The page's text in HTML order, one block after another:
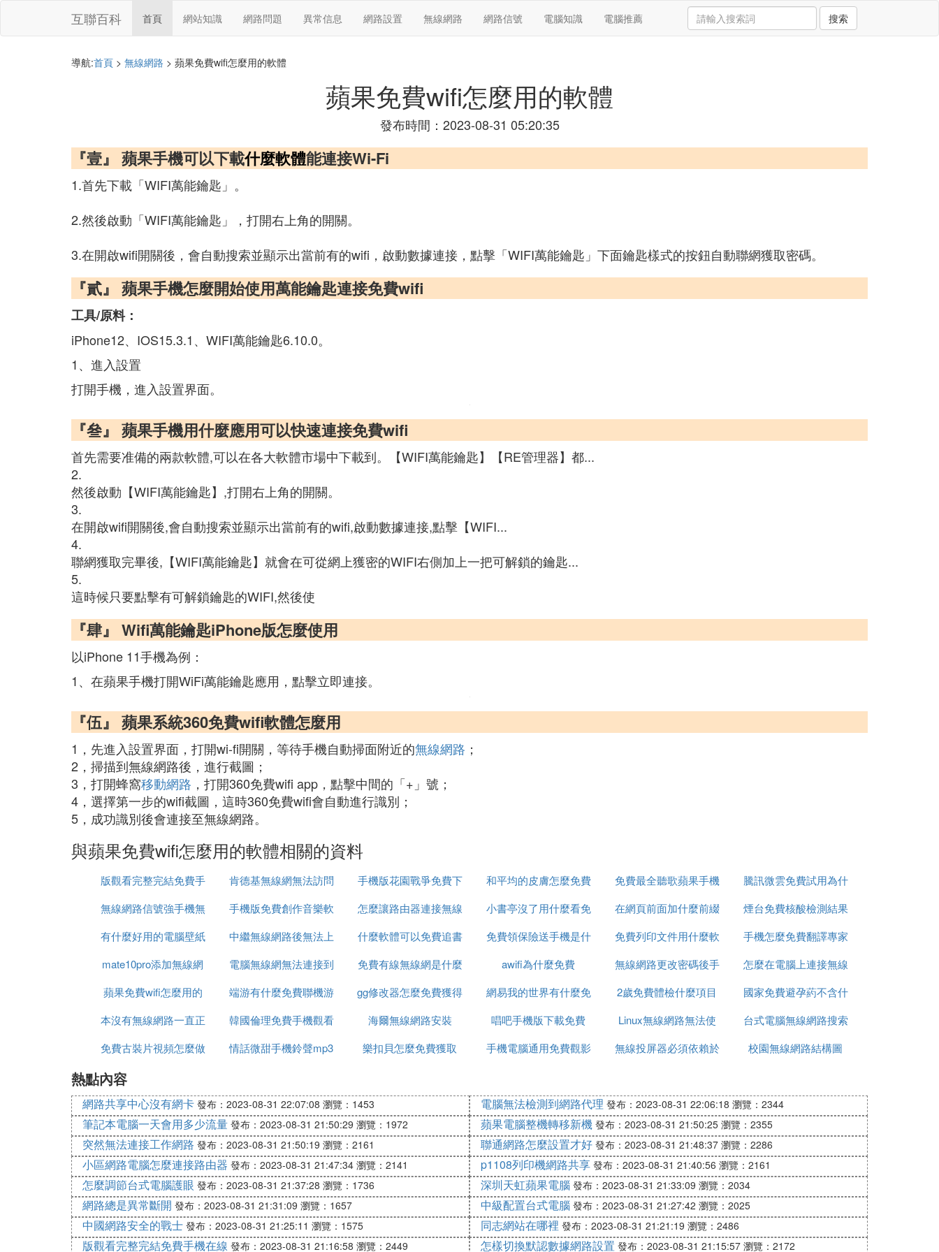
互聯百科 首頁 網站知識 網路問題 異常信息 網路設置 無線網路 網路信號 電腦知識 電腦推薦 搜索
導航:首頁 > 無線網路 > 蘋果免費wifi怎麼用的軟體
蘋果免費wifi怎麼用的軟體
發布時間：2023-08-31 05:20:35
『壹』 蘋果手機可以下載什麼軟體能連接Wi-Fi
1.首先下載「WIFI萬能鑰匙」。
2.然後啟動「WIFI萬能鑰匙」，打開右上角的開關。
3.在開啟wifi開關後，會自動搜索並顯示出當前有的wifi，啟動數據連接，點擊「WIFI萬能鑰匙」下面鑰匙樣式的按鈕自動聯網獲取密碼。
『貳』 蘋果手機怎麼開始使用萬能鑰匙連接免費wifi
工具/原料：
iPhone12、IOS15.3.1、WIFI萬能鑰匙6.10.0。
1、進入設置
打開手機，進入設置界面。
『叄』 蘋果手機用什麼應用可以快速連接免費wifi
首先需要准備的兩款軟體,可以在各大軟體市場中下載到。【WIFI萬能鑰匙】【RE管理器】都...
2.
然後啟動【WIFI萬能鑰匙】,打開右上角的開關。
3.
在開啟wifi開關後,會自動搜索並顯示出當前有的wifi,啟動數據連接,點擊【WIFI...
4.
聯網獲取完畢後,【WIFI萬能鑰匙】就會在可從網上獲密的WIFI右側加上一把可解鎖的鑰匙...
5.
這時候只要點擊有可解鎖鑰匙的WIFI,然後使
『肆』 Wifi萬能鑰匙iPhone版怎麼使用
以iPhone 11手機為例：
1、在蘋果手機打開WiFi萬能鑰匙應用，點擊立即連接。
『伍』 蘋果系統360免費wifi軟體怎麼用
1，先進入設置界面，打開wi-fi開關，等待手機自動掃面附近的無線網路 ；
2，掃描到無線網路後，進行截圖；
3，打開蜂窩移動網路 ，打開360免費wifi app，點擊中間的「+」號；
4，選擇第一步的wifi截圖，這時360免費wifi會自動進行識別；
5，成功識別後會連接至無線網路。
與蘋果免費wifi怎麼用的軟體相關的資料
版觀看完整完結免費手
機在線
肯德基無線網無法訪問
網路
手機版花園戰爭免費下
載視頻
和平均的皮膚怎麼免費
領取
免費最全聽歌蘋果手機
app推薦
騰訊微雲免費試用為什
麼扣費
無線網路信號強手機無
法連接
手機版免費創作音樂軟
體
怎麼讓路由器連接無線
網路連接
小書亭沒了用什麼看免
費書
在網頁前面加什麼前綴
才能免費看
煙台免費核酸檢測結果
怎麼查詢
有什麼好用的電腦壁紙
免費
中繼無線網路後無法上
網
什麼軟體可以免費追書
免費領保險送手機是什
麼啊
免費列印文件用什麼軟
體
手機怎麼免費翻譯專家
mate10pro添加無線網
路
電腦無線網無法連接到
這個網路是什麼原因
免費有線無線網是什麼
意思
awifi為什麼免費
無線網路更改密碼後手
機連接不上
怎麼在電腦上連接無線
網路密碼
蘋果免費wifi怎麼用的
軟體
端游有什麼免費聯機游
戲好玩
gg修改器怎麼免費獲得
腳本
網易我的世界有什麼免
費槍械模組
2歲免費體檢什麼項目
國家免費避孕葯不含什
麼
本沒有無線網路一直正
在識別
韓國倫理免費手機觀看 海爾無線網路安裝 唱吧手機版下載免費
Linux無線網路無法使
用
台式電腦無線網路搜索
不到網路
免費古裝片視頻怎麼做
情話微甜手機鈴聲mp3
樂扣貝怎麼免費獲取
手機電腦通用免費觀影
無線投屏器必須依賴於
校園無線網路結構圖
熱點內容
網路共享中心沒有網卡 發布：2023-08-31 22:07:08 瀏覽：1453 電腦無法檢測到網路代理 發布：2023-08-31 22:06:18 瀏覽：2344
筆記本電腦一天會用多少流量 發布：2023-08-31 21:50:29 瀏覽：1972 蘋果電腦整機轉移新機 發布：2023-08-31 21:50:25 瀏覽：2355
突然無法連接工作網路 發布：2023-08-31 21:50:19 瀏覽：2161 聯通網路怎麼設置才好 發布：2023-08-31 21:48:37 瀏覽：2286
小區網路電腦怎麼連接路由器 發布：2023-08-31 21:47:34 瀏覽：2141 p1108列印機網路共享 發布：2023-08-31 21:40:56 瀏覽：2161
怎麼調節台式電腦護眼 發布：2023-08-31 21:37:28 瀏覽：1736 深圳天虹蘋果電腦 發布：2023-08-31 21:33:09 瀏覽：2034
網路總是異常斷開 發布：2023-08-31 21:31:09 瀏覽：1657 中級配置台式電腦 發布：2023-08-31 21:27:42 瀏覽：2025
中國網路安全的戰士 發布：2023-08-31 21:25:11 瀏覽：1575 同志網站在哪裡 發布：2023-08-31 21:21:19 瀏覽：2486
版觀看完整完結免費手機在線 發布：2023-08-31 21:16:58 瀏覽：2449 怎樣切換默認數據網路設置 發布：2023-08-31 21:15:57 瀏覽：2172